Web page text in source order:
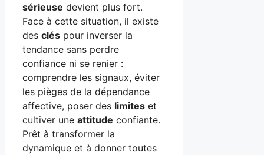
sérieuse devient plus fort.
Face à cette situation, il existe
des clés pour inverser la
tendance sans perdre
confiance ni se renier :
comprendre les signaux, éviter
les pièges de la dépendance
affective, poser des limites et
cultiver une attitude confiante.
Prêt à transformer la
dynamique et à donner toutes